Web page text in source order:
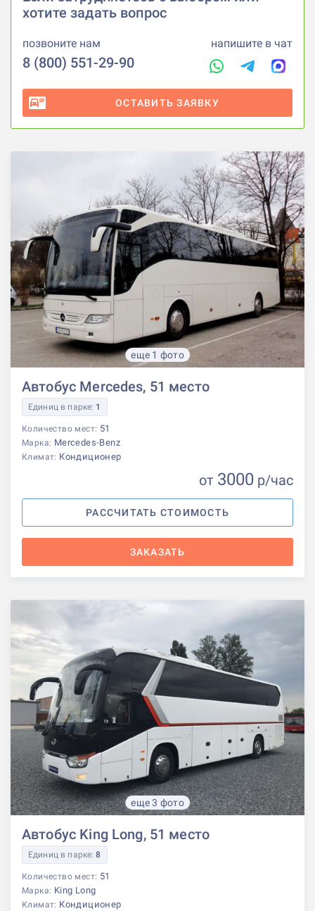
еще 1 фото
Автобус Mercedes, 51 место
Единиц в парке: 1
Количество мест: 51
Марка: Mercedes-Benz
Климат: Кондиционер
от 3000 р/час
РАССЧИТАТЬ СТОИМОСТЬ
ЗАКАЗАТЬ
еще 3 фото
Автобус King Long, 51 место
Единиц в парке:8
Количество мест: 51
Марка: King Long
Климат: Кондиционер
хотите задать вопрос
позвоните нам
8 (800) 551-29-90
напишите в чат
ОСТАВИТЬ ЗАЯВКУ